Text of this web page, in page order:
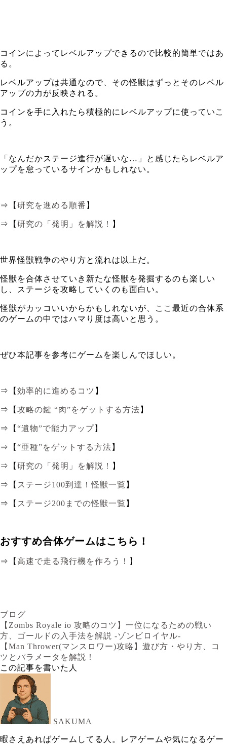
コインによってレベルアップできるので比較的簡単ではあ
る。
レベルアップは共通なので、その怪獣はずっとそのレベル
アップの力が反映される。
コインを手に入れたら積極的にレベルアップに使っていこ
う。
「なんだかステージ進行が遅いな…」と感じたらレベルア
ップを怠っているサインかもしれない。
⇒【 研究を進める順番 】
⇒【 研究の「発明」を解説！ 】
世界怪獣戦争のやり方と流れは以上だ。
怪獣を合体させていき新たな怪獣を発掘するのも楽しい
し、ステージを攻略していくのも面白い。
怪獣がカッコいいからかもしれないが、ここ最近の合体系
のゲームの中ではハマり度は高いと思う。
ぜひ本記事を参考にゲームを楽しんでほしい。
⇒【 効率的に進めるコツ 】
⇒【 攻略の鍵 “肉”をゲットする方法 】
⇒【 “遺物”で能力アップ】
⇒【 “亜種”をゲットする方法 】
⇒【 研究の「発明」を解説！ 】
⇒【 ステージ100到達！怪獣一覧 】
⇒【 ステージ200までの怪獣一覧 】
おすすめ合体ゲームはこちら！
⇒【 高速で走る飛行機を作ろう！ 】
ブログ
【Zombs Royale io 攻略のコツ】一位になるための戦い
方、ゴールドの入手法を解説 -ゾンビロイヤル-
【Man Thrower(マンスロワー)攻略】遊び方・やり方、コ
ツとパラメータを解説！
この記事を書いた人
SAKUMA
暇さえあればゲームしてる人。レアゲームや気になるゲー